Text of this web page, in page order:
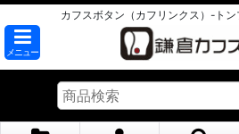
カフスボタン（カフリンクス）-ト
メニュー